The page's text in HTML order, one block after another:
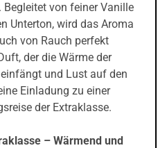
von feiner Vanille
Unterton, wird das Aroma
von Rauch perfekt
der die Wärme der
und Lust auf den
Einladung zu einer
der Extraklasse.
– Wärmend und